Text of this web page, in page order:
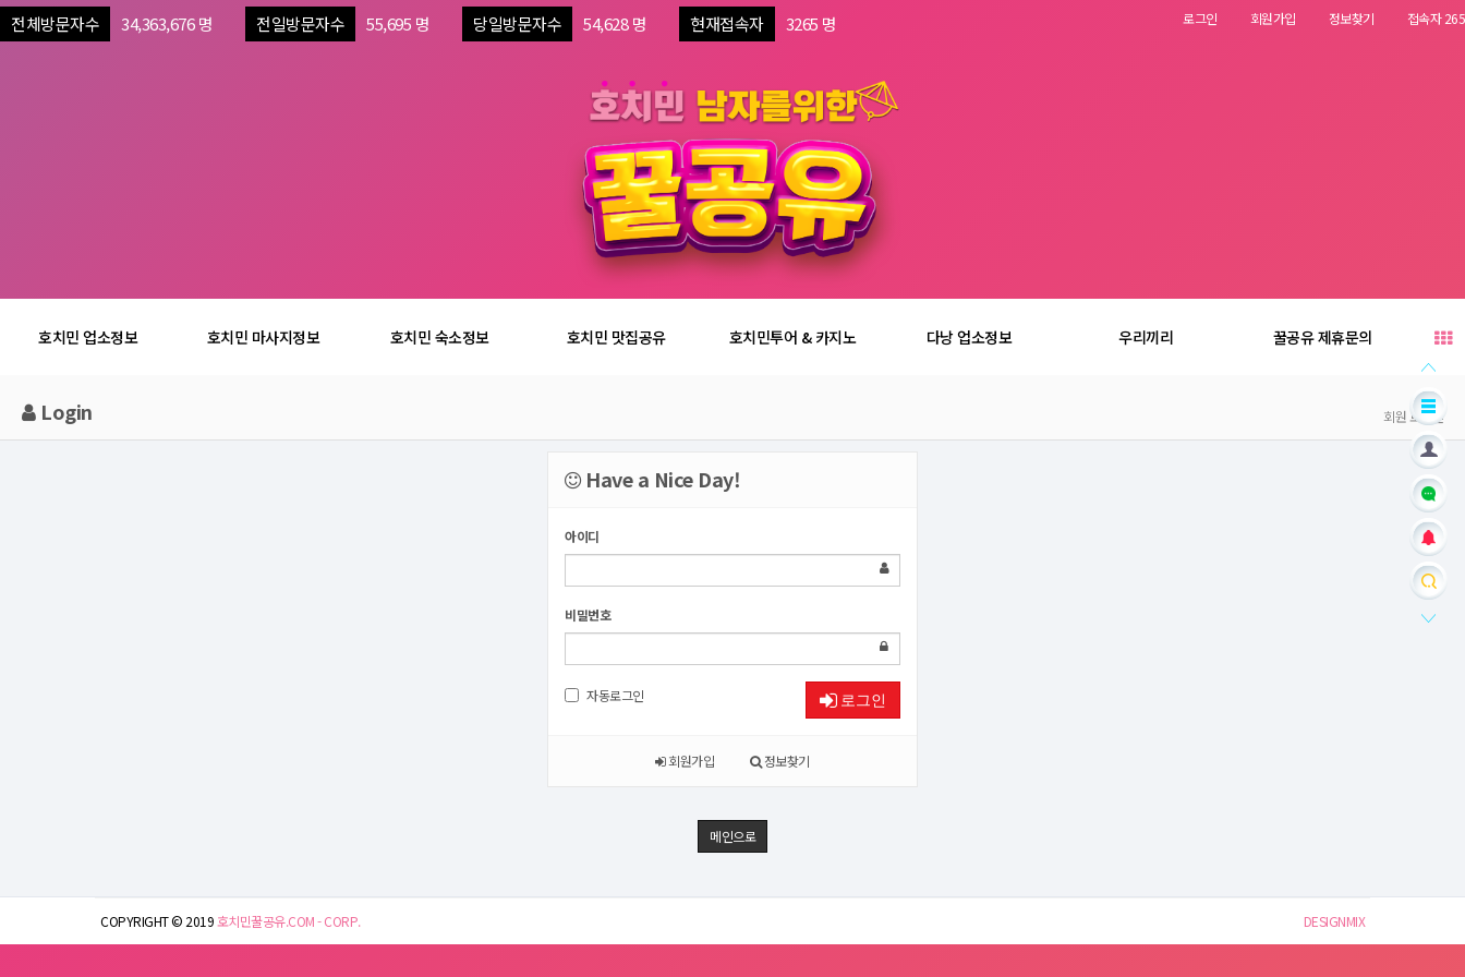
전체방문자수 34,363,676 명 전일방문자수 55,695 명 당일방문자수 54,628 명 현재접속자 3265 명 로그인 회원가입 정보찾기 접속자 265
호치민 업소정보 호치민 마사지정보 호치민 숙소정보 호치민 맛집공유 호치민투어 & 카지노 다낭 업소정보 우리끼리 꿀공유 제휴문의
Login 회원 로그인
Have a Nice Day!
아이디
비밀번호
자동로그인 로그인
회원가입 정보찾기
메인으로
COPYRIGHT © 2019호치민꿀공유.COM - CORP. DESIGNMIX